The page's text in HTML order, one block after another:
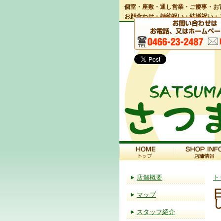
個室・座敷・通し営業・ご慶事・
お顔合わせ・婚約祝い・結婚祝い
店舗概要
マップ
スタッフ紹介